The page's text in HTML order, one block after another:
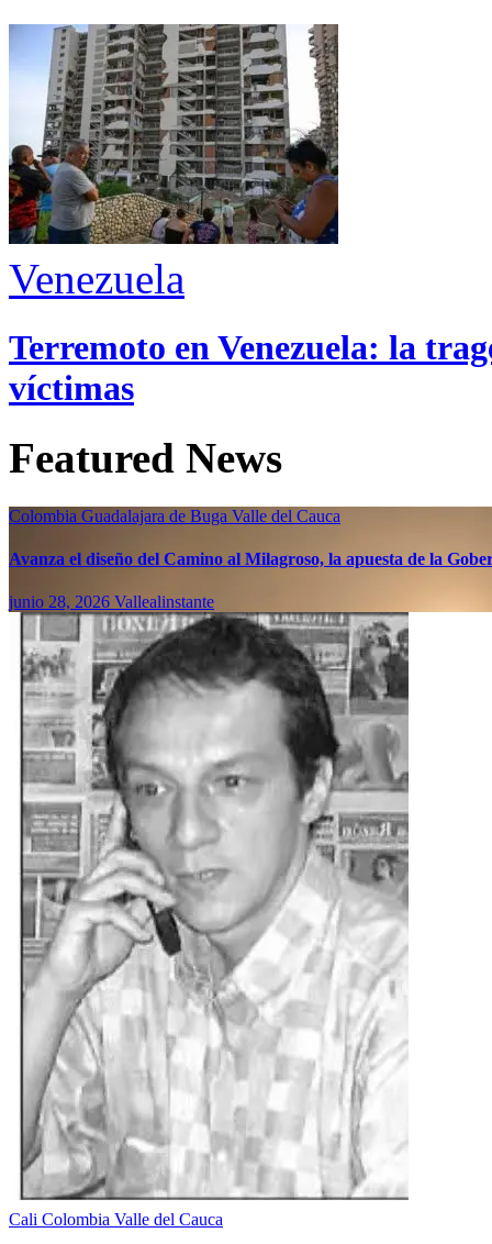
Venezuela
Terremoto en Venezuela: la
víctimas
Featured News
Colombia Guadalajara de Buga Valle del Cauca
Avanza el diseño del Camino al Milagroso, la apuesta de la
junio 28, 2026 Vallealinstante
Cali Colombia Valle del Cauca